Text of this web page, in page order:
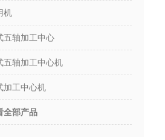
机
五轴加工中心
五轴加工中心机
加工中心机
全部产品